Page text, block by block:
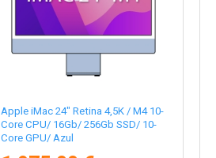
Apple iMac 24" Retina 4,5K / M4 10-
Core CPU/ 16Gb/ 256Gb SSD/ 10-
Core GPU/ Azul